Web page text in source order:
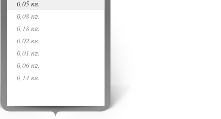
0,05 кг.
0,08 кг.
0,18 кг.
0,02 кг.
0,01 кг.
0,06 кг.
0,14 кг.